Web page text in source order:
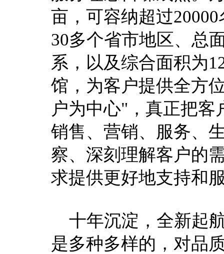
亩，可容纳超过
30多个省市地区、总
系，以及综合面积为
馆，为客户提供全方
户为中心"，真正把
销售、营销、服务、
察、深刻理解客户的
求提供更好地支持和
十年沉淀，全新起
是多种多样的，对品